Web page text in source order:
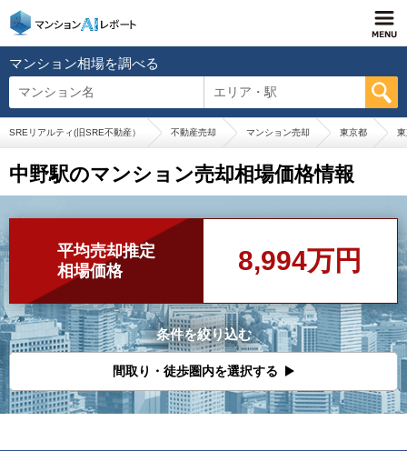
マンション相場を調べる
マンション名 エリア・駅
SREリアルティ(旧SRE不動産） 不動産売却 マンション売却 東京都
中野駅のマンション売却相場価格情報
平均売却推定
相場価格
8,994万円
条件を絞り込む
間取り・徒歩圏内を選択する